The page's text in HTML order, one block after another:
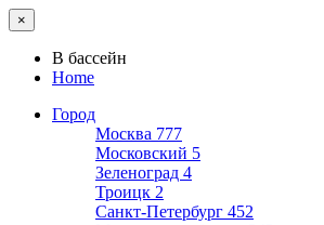
×
В бассейн
Home
Город
Москва 777
Московский 5
Зеленоград 4
Троицк 2
Санкт-Петербург 452